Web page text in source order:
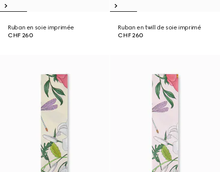
Ruban en soie imprimée
CHF 260
Ruban en twill de soie imprimé
CHF 260